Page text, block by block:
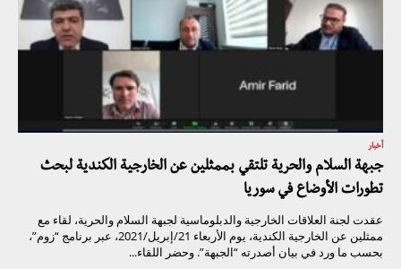
أخبار
جبهة السلام والحرية تلتقي بممثلين عن الخارجية الكندية لبحث
تطورات الأوضاع في سوريا
عقدت لجنة العلاقات الخارجية والدبلوماسية لجبهة السلام والحرية، لقاء مع
ممثلين عن الخارجية الكندية، يوم الأربعاء 21/إبريل/2021، عبر برنامج “زوم”،
بحسب ما ورد في بيان أصدرته “الجبهة”. وحضر اللقاء...